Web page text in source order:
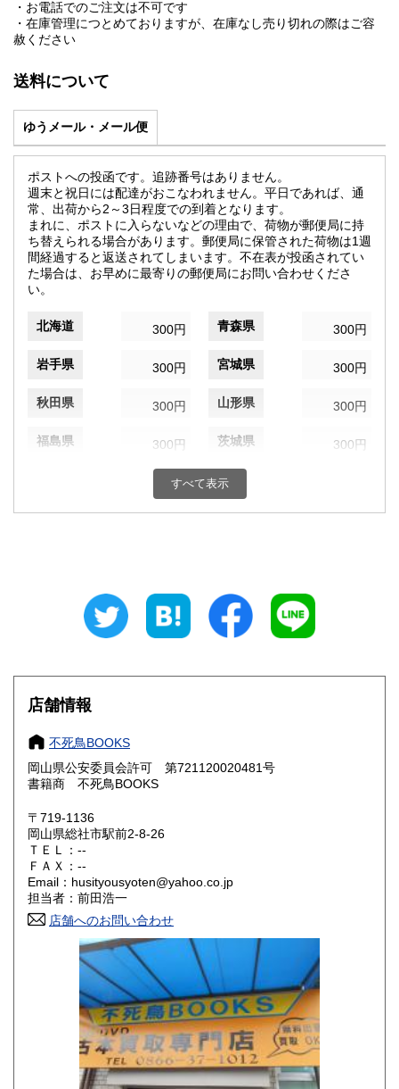
・お電話でのご注文は不可です
・在庫管理につとめておりますが、在庫なし売り切れの際はご容
赦ください
送料について
ゆうメール・メール便
ポストへの投函です。追跡番号はありません。
週末と祝日には配達がおこなわれません。平日であれば、通
常、出荷から2～3日程度での到着となります。
まれに、ポストに入らないなどの理由で、荷物が郵便局に持
ち替えられる場合があります。郵便局に保管された荷物は1週
間経過すると返送されてしまいます。不在表が投函されてい
た場合は、お早めに最寄りの郵便局にお問い合わせくださ
い。
北海道 300円 青森県 300円
岩手県 300円 宮城県 300円
秋田県 300円 山形県 300円
福島県 300円 茨城県 300円
300円 群馬県
埼玉県 千葉県
300円 富山県
300円 福井県
300円 300円
岐阜県
愛知県
滋賀県 300円
大阪府 300円
奈良県
鳥取県
300円 広島県
300円 徳島県
300円 愛媛県
300円 福岡県
すべて表示
店舗情報
不死鳥BOOKS
岡山県公安委員会許可 第721120020481号
書籍商 不死鳥BOOKS
〒719-1136
岡山県総社市駅前2-8-26
ＴＥＬ：--
ＦＡＸ：--
Email：husityousyoten@yahoo.co.jp
担当者：前田浩一
店舗へのお問い合わせ